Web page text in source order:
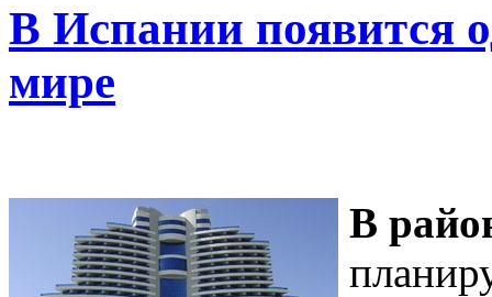
В Испании появится
мире
В